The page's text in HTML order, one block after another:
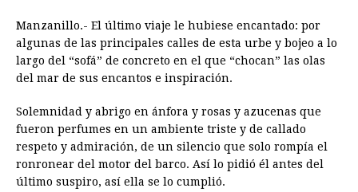
Manzanillo.- El último viaje le hubiese encantado: por
algunas de las principales calles de esta urbe y bojeo a lo
largo del “sofá” de concreto en el que “chocan” las olas
del mar de sus encantos e inspiración.
Solemnidad y abrigo en ánfora y rosas y azucenas que
fueron perfumes en un ambiente triste y de callado
respeto y admiración, de un silencio que solo rompía el
ronronear del motor del barco. Así lo pidió él antes del
último suspiro, así ella se lo cumplió.